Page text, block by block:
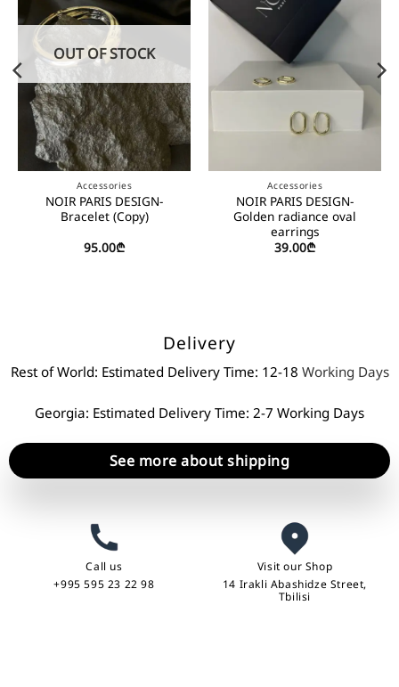
OUT OF STOCK
Accessories
NOIR PARIS DESIGN-
Bracelet (Copy)
95.00₾
Accessories
NOIR PARIS DESIGN-
Golden radiance oval
earrings
39.00₾
Delivery
Rest of World: Estimated Delivery Time: 12-18 Working Days
Georgia: Estimated Delivery Time: 2-7 Working Days
See more about shipping
Call us
+995 595 23 22 98
Visit our Shop
14 Irakli Abashidze Street,
Tbilisi